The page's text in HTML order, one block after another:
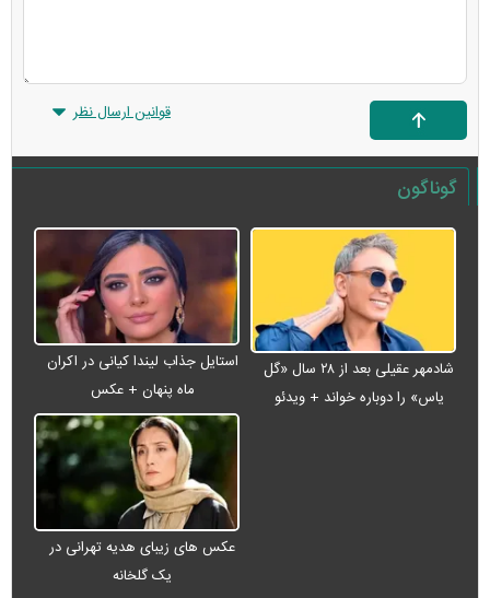
قوانین ارسال نظر
گوناگون
شادمهر عقیلی بعد از ۲۸ سال «گل
یاس» را دوباره خواند + ویدئو
استایل جذاب لیندا کیانی در اکران
ماه پنهان + عکس
عکس های زیبای هدیه تهرانی در
یک گلخانه